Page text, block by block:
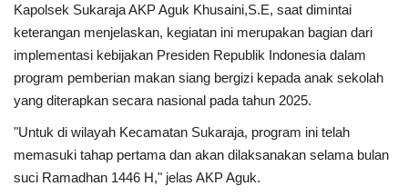
Informasi Journalism
Olahraga
Kesehatan
Layanan Publik
Kapolsek Sukaraja AKP Aguk Khusaini,S.E, saat dimintai
keterangan menjelaskan, kegiatan ini merupakan bagian dari
implementasi kebijakan Presiden Republik Indonesia dalam
program pemberian makan siang bergizi kepada anak sekolah
yang diterapkan secara nasional pada tahun 2025.
"Untuk di wilayah Kecamatan Sukaraja, program ini telah
memasuki tahap pertama dan akan dilaksanakan selama bulan
suci Ramadhan 1446 H," jelas AKP Aguk.